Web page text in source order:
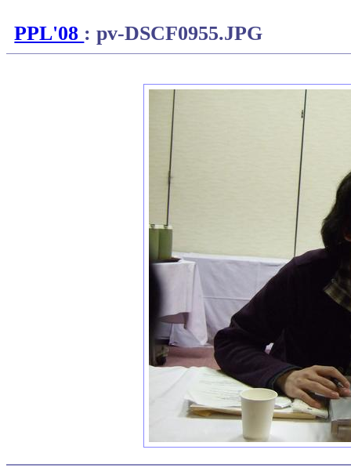
PPL'08 : pv-DSCF0955.JPG